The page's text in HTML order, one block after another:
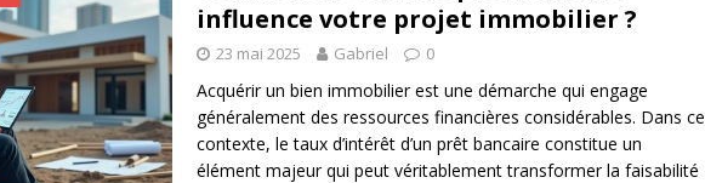
influence votre projet immobilier ?
23 mai 2025 Gabriel 0
Acquérir un bien immobilier est une démarche qui engage
généralement des ressources financières considérables. Dans ce
contexte, le taux d’intérêt d’un prêt bancaire constitue un
élément majeur qui peut véritablement transformer la faisabilité